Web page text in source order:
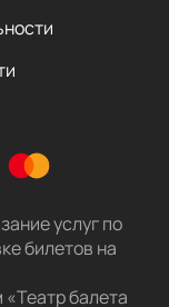
услуг по
билетов на
балета